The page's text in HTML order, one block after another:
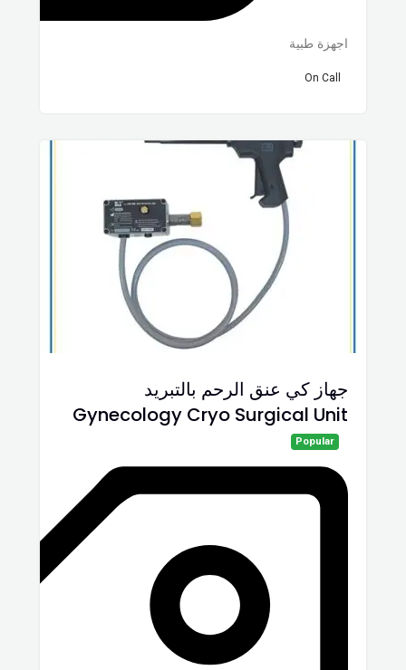
اجهزة طبية
On Call
جهاز كي عنق الرحم بالتبريد
Gynecology Cryo Surgical Unit
Popular